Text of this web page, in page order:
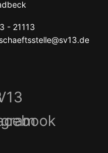
- 21113